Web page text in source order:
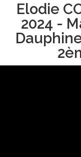
Elodie
2024 -